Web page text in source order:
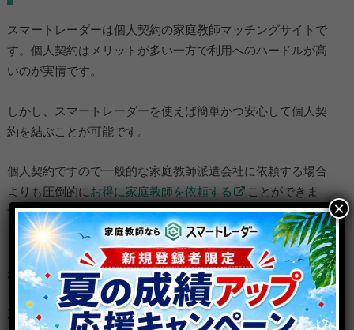
スマートレーダーは個人契約の家庭教師マッチングサイトで
す。個人契約はメリットが多い一方で利用へのハードルが高
いのが実情です。
しかし、スマートレーダーを使えば簡単かつ安心して個人契
約を結ぶことが可能です。
個人契約ですので一般的な家庭教師派遣会社に依頼する場合
よりも圧倒的にお得に家庭教師を依頼する
ことができま
す。
また、サポートデスクによる手厚い対応を受けられるため万
が一トラブル になった場合でも安心！
加えて、家庭教師ホットラインを活用すればLINEで簡単にぴ
×